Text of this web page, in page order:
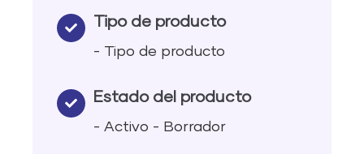
Tipo de producto
- Tipo de producto
Estado del producto
- Activo - Borrador